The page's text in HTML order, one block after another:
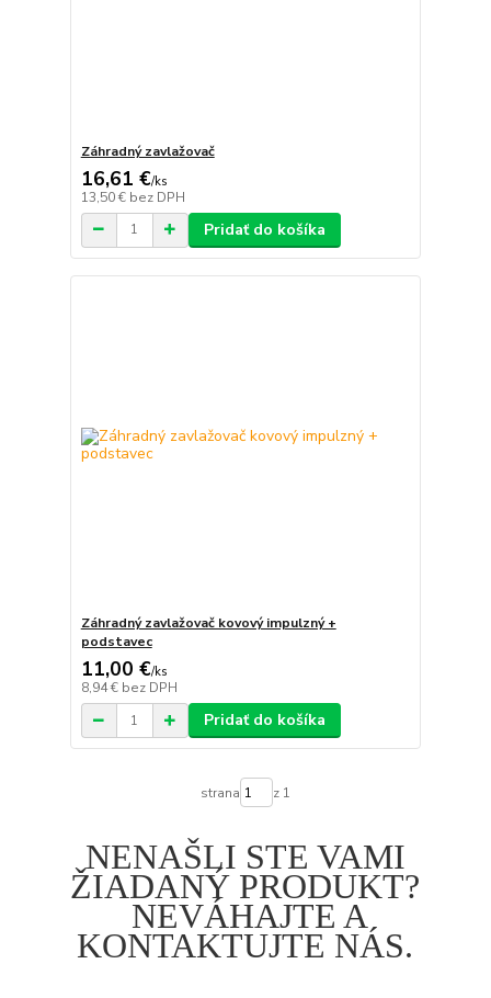
Záhradný zavlažovač
16,61 €/ks
13,50 € bez DPH
Pridať do košíka
Záhradný zavlažovač kovový impulzný +
podstavec
11,00 €/ks
8,94 € bez DPH
Pridať do košíka
strana z 1
NENAŠLI STE VAMI
ŽIADANÝ PRODUKT?
NEVÁHAJTE A
KONTAKTUJTE NÁS.